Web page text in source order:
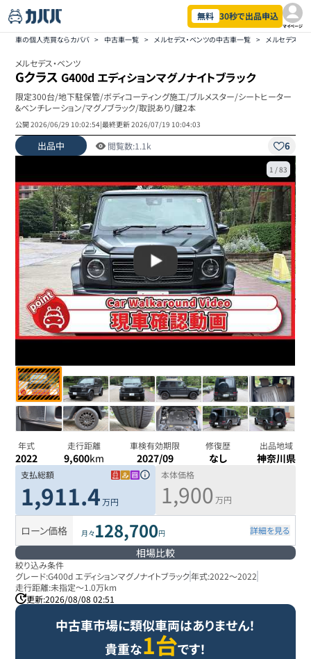
無料 30秒で出品申込
マイページ
車の個人売買ならカババ > 中古車一覧 > メルセデス・ベンツの中古車一覧 > メルセデス・
メルセデス・ベンツ
Gクラス G400d エディションマグノナイトブラック
限定300台/地下駐保管/ボディコーティング施工/ブルメスター/シートヒーター
&ベンチレーション/マグノブラック/取説あり/鍵2本
公開2026/06/29 10:02:54|最終更新2026/07/19 10:04:03
出品中 閲覧数:1.1k 6
1 /83
年式
2022
走行距離
9,600km
車検有効期限
2027/09
修復歴
なし
出品地域
神奈川県
支払総額
1,911.4 万円
本体価格
1,900 万円
ローン価格 月々128,700円 詳細を見る
相場比較
絞り込み条件
グレード:G400d エディションマグノナイトブラック年式:2022～2022
走行距離:未指定～1.0万km
更新:2026/08/08 02:51
中古車市場に類似車両はありません！
貴重な1台です！